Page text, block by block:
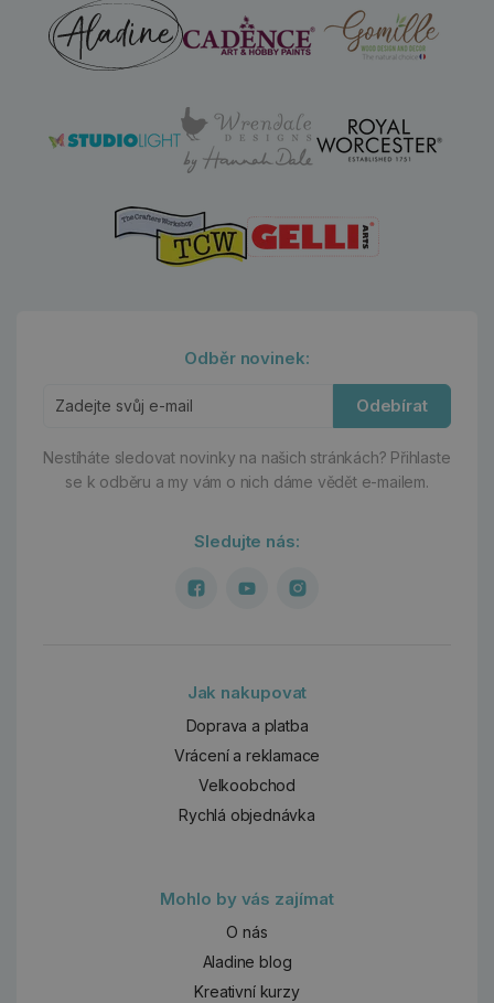
Odběr novinek:
Odebírat
Nestíháte sledovat novinky na našich stránkách? Přihlaste
se k odběru a my vám o nich dáme vědět e-mailem.
Sledujte nás:
Jak nakupovat
Doprava a platba
Vrácení a reklamace
Velkoobchod
Rychlá objednávka
Mohlo by vás zajímat
O nás
Aladine blog
Kreativní kurzy